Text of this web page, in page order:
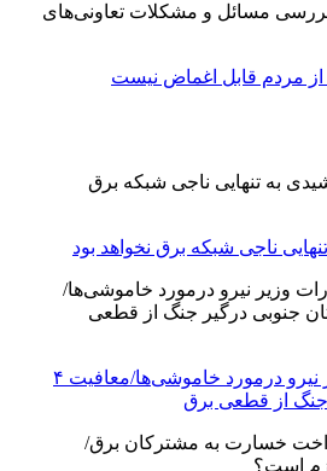
مسائل و مشکلات تعاونی‌های
از مردم قابل اغماض نیست
ناجی شبکه برق نخواهد بود
آخرین اظهارات وزیر نیرو درمورد خاموشی‌ها/معافیت ۴
جنگ از قطعی برق